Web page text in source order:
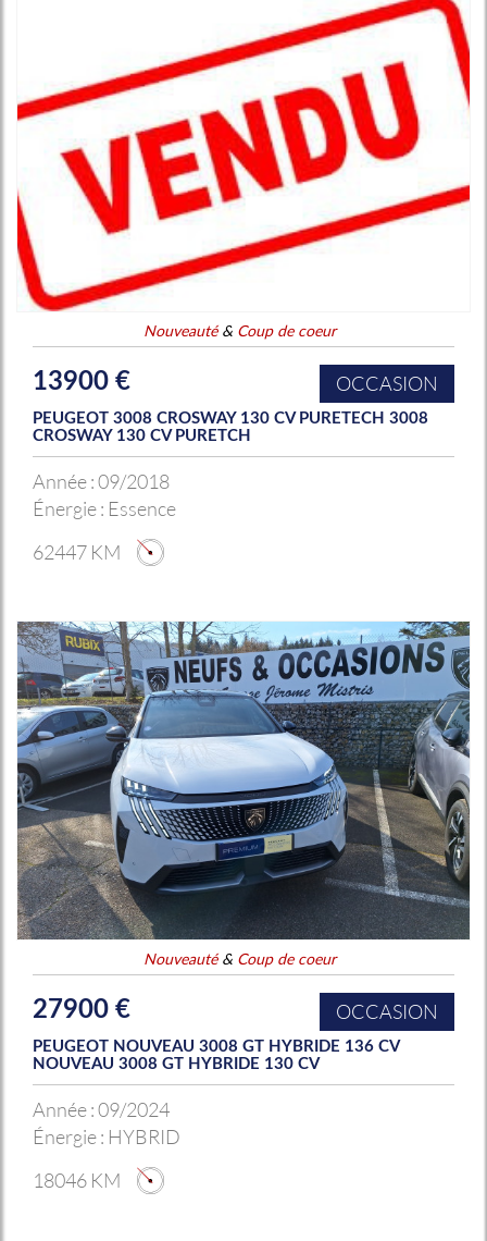
Nouveauté& Coup de coeur
13900 € OCCASION
PEUGEOT 3008 CROSWAY 130 CV PURETECH 3008
CROSWAY 130 CV PURETCH
Année :09/2018
Énergie : Essence
62447 KM
Nouveauté& Coup de coeur
27900 € OCCASION
PEUGEOT NOUVEAU 3008 GT HYBRIDE 136 CV
NOUVEAU 3008 GT HYBRIDE 130 CV
Année :09/2024
Énergie : HYBRID
18046 KM